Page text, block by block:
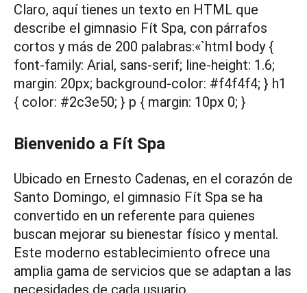
Claro, aquí tienes un texto en HTML que
describe el gimnasio Fít Spa, con párrafos
cortos y más de 200 palabras:«`html body {
font-family: Arial, sans-serif; line-height: 1.6;
margin: 20px; background-color: #f4f4f4; } h1
{ color: #2c3e50; } p { margin: 10px 0; }
Bienvenido a Fít Spa
Ubicado en Ernesto Cadenas, en el corazón de
Santo Domingo, el gimnasio Fít Spa se ha
convertido en un referente para quienes
buscan mejorar su bienestar físico y mental.
Este moderno establecimiento ofrece una
amplia gama de servicios que se adaptan a las
necesidades de cada usuario.